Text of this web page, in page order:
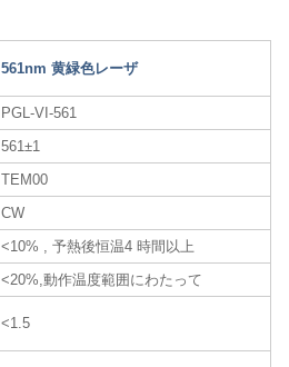
561nm 黄緑色レーザ
PGL-VI-561
561±1
TEM00
CW
<10% , 予熱後恒温4 時間以上
<20%,動作温度範囲にわたって
<1.5